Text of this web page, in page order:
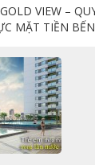
VIEW –
MẶT TIỀN